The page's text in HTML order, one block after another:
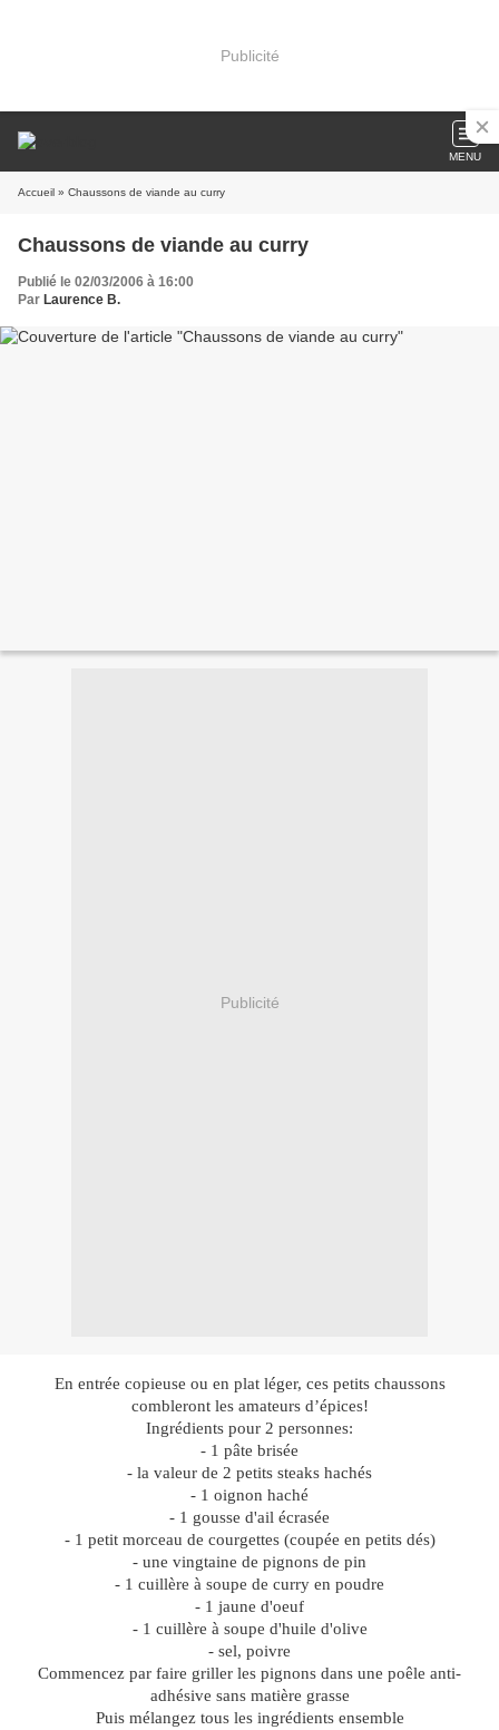
Publicité
MENU
Accueil » Chaussons de viande au curry
Chaussons de viande au curry
Publié le 02/03/2006 à 16:00
Par Laurence B.
Publicité
En entrée copieuse ou en plat léger, ces petits chaussons
combleront les amateurs d’épices!
Ingrédients pour 2 personnes:
- 1 pâte brisée
- la valeur de 2 petits steaks hachés
- 1 oignon haché
- 1 gousse d'ail écrasée
- 1 petit morceau de courgettes (coupée en petits dés)
- une vingtaine de pignons de pin
- 1 cuillère à soupe de curry en poudre
- 1 jaune d'oeuf
- 1 cuillère à soupe d'huile d'olive
- sel, poivre
Commencez par faire griller les pignons dans une poêle anti-
adhésive sans matière grasse
Puis mélangez tous les ingrédients ensemble